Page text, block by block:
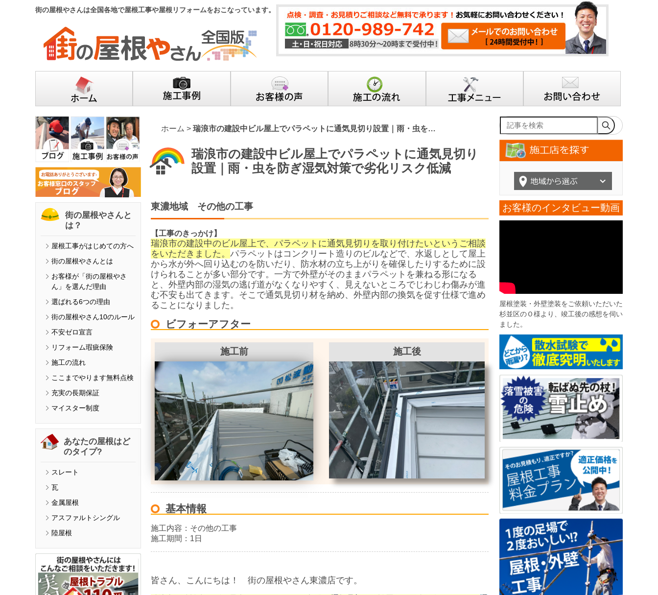
街の屋根やさんは全国各地で屋根工事や屋根リフォームをおこなっています。
街の屋根やさんと
は？
屋根工事がはじめての方へ
街の屋根やさんとは
お客様が「街の屋根やさ
ん」を選んだ理由
選ばれる6つの理由
街の屋根やさん10のルール
不安ゼロ宣言
リフォーム瑕疵保険
施工の流れ
ここまでやります無料点検
充実の長期保証
マイスター制度
あなたの屋根はど
のタイプ?
スレート
瓦
金属屋根
アスファルトシングル
陸屋根
ホーム > 瑞浪市の建設中ビル屋上でパラペットに通気見切り設置｜雨・虫を…
瑞浪市の建設中ビル屋上でパラペットに通気見切り
設置｜雨・虫を防ぎ湿気対策で劣化リスク低減
東濃地域 その他の工事
【工事のきっかけ】
瑞浪市の建設中のビル屋上で、パラペットに通気見切りを取り付けたいというご相談
をいただきました。パラペットはコンクリート造りのビルなどで、水返しとして屋上
から水が外へ回り込むのを防いだり、防水材の立ち上がりを確保したりするために設
けられることが多い部分です。一方で外壁がそのままパラペットを兼ねる形になる
と、外壁内部の湿気の逃げ道がなくなりやすく、見えないところでじわじわ傷みが進
む不安も出てきます。そこで通気見切り材を納め、外壁内部の換気を促す仕様で進め
ることになりました。
ビフォーアフター
施工前 施工後
基本情報
施工内容： その他の工事
施工期間： 1日
皆さん、こんにちは！ 街の屋根やさん東濃店です。
記事を検索
お客様のインタビュー動画
屋根塗装・外壁塗装をご依頼いただいた
杉並区のＯ様より、竣工後の感想を伺い
ました。